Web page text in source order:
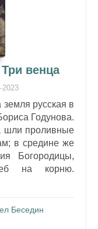
венца
2023
русская в
Годунова.
шли проливные
в средине же
Богородицы,
на корню.
Беседин